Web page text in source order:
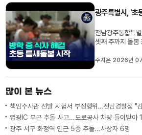
동안 급여를 받며
전남광주통합특
셋째 주까지 돌봄
돌봄을 제공한다
다함께돌봄센터
주지은 2026년
많이 본 뉴스
책임수사관 선발 시험서 부정행위…전남경찰청 "
영광IC 부근 추돌 사고...도로공사 차량 들이받아
광주 서구 화정역 인근 5중 추돌...사상자 6명